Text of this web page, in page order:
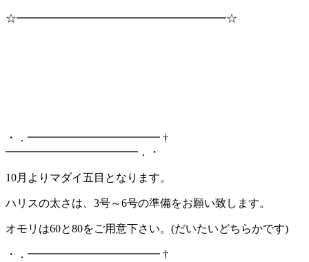
☆━━━━━━━━━━━━━━━━━━━☆
・．━━━━━━━━━━━━ †
━━━━━━━━━━━━．・
10月よりマダイ五目となります。
ハリスの太さは、3号～6号の準備をお願い致します。
オモリは60と80をご用意下さい。(だいたいどちらかです)
・．━━━━━━━━━━━━ †